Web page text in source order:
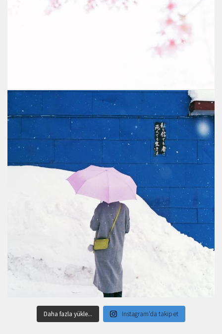
Daha fazla yükle... Instagram'da takip et